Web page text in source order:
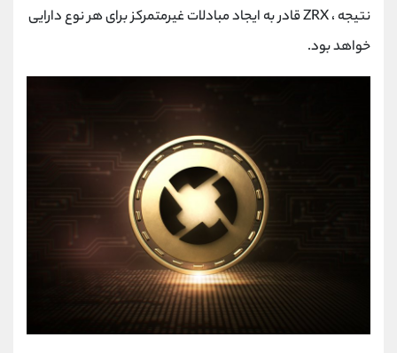
نتیجه ، ZRX قادر به ایجاد مبادلات غیرمتمرکز برای هر نوع دارایی
خواهد بود.